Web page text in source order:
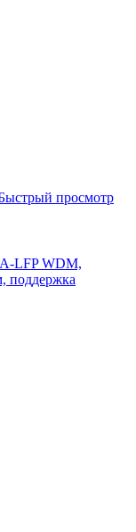
просмотр
LFP WDM,
поддержка